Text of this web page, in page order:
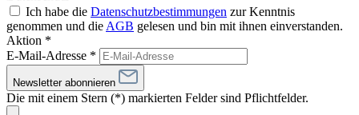
Ich habe die Datenschutzbestimmungen zur Kenntnis
genommen und die AGB gelesen und bin mit ihnen einverstanden.
Aktion *
E-Mail-Adresse *
Newsletter abonnieren
Die mit einem Stern (*) markierten Felder sind Pflichtfelder.